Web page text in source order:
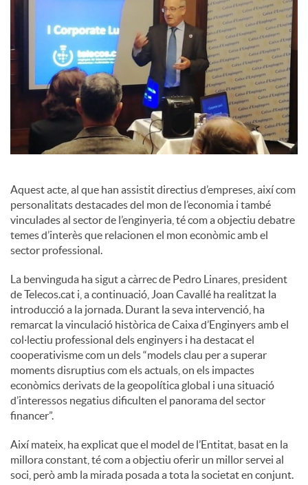
Aquest acte, al que han assistit directius d’empreses, així com
personalitats destacades del mon de l’economia i també
vinculades al sector de l’enginyeria, té com a objectiu debatre
temes d’interès que relacionen el mon econòmic amb el
sector professional.
La benvinguda ha sigut a càrrec de Pedro Linares, president
de Telecos.cat i, a continuació, Joan Cavallé ha realitzat la
introducció a la jornada. Durant la seva intervenció, ha
remarcat la vinculació històrica de Caixa d’Enginyers amb el
col·lectiu professional dels enginyers i ha destacat el
cooperativisme com un dels “models clau per a superar
moments disruptius com els actuals, on els impactes
econòmics derivats de la geopolítica global i una situació
d’interessos negatius dificulten el panorama del sector
financer”.
Així mateix, ha explicat que el model de l’Entitat, basat en la
millora constant, té com a objectiu oferir un millor servei al
soci, però amb la mirada posada a tota la societat en conjunt.